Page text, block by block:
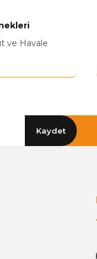
ve Havale
Kaydet